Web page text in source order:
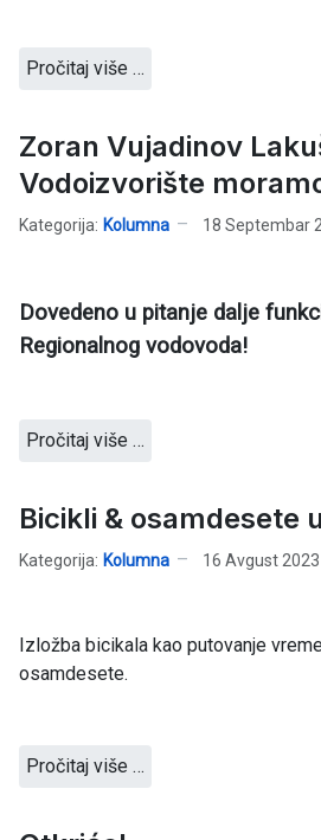
Pročitaj više …
Zoran Vujadinov
Vodoizvorište
Kategorija: Kolumna 18 Septembar
Dovedeno u pitanje dalje
Regionalnog vodovoda!
Pročitaj više …
Bicikli & osamdesete
Kategorija: Kolumna 16 Avgust 2023
Izložba bicikala kao putovanje
osamdesete.
Pročitaj više …